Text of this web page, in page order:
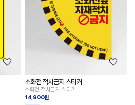
소화전 적치금지 스티커
소화전 적치금지 스티커
14,900원